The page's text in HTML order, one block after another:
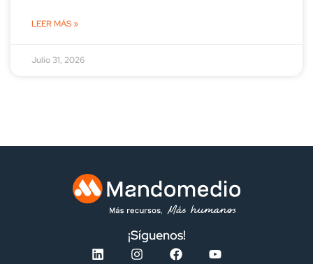
LEER MÁS »
Julio 31, 2026
¡Síguenos!